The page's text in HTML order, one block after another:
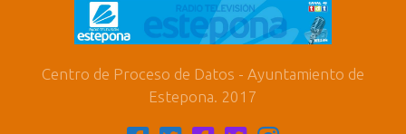
Centro de Proceso de Datos - Ayuntamiento de
Estepona. 2017